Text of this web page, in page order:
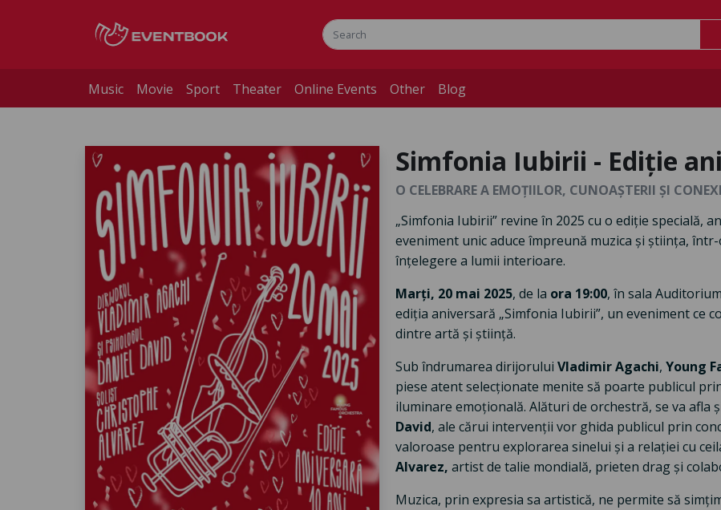
Music Movie Sport Theater Online Events Other Blog
Simfonia Iubirii - Ediție
O CELEBRARE A EMOȚIILOR, CUNOAȘTERII ȘI
„Simfonia Iubirii” revine în 2025 cu o ediție specială,
eveniment unic aduce împreună muzica și știința,
înțelegere a lumii interioare.
Marți, 20 mai 2025, de la ora 19:00, în sala
ediția aniversară „Simfonia Iubirii”, un eveniment ce
dintre artă și știință.
Sub îndrumarea dirijorului Vladimir Agachi, Young
piese atent selecționate menite să poarte publicul
iluminare emoțională. Alături de orchestră, se va afla
David, ale cărui intervenții vor ghida publicul prin
valoroase pentru explorarea sinelui și a relației cu
Alvarez, artist de talie mondială, prieten drag și
Muzica, prin expresia sa artistică, ne permite să